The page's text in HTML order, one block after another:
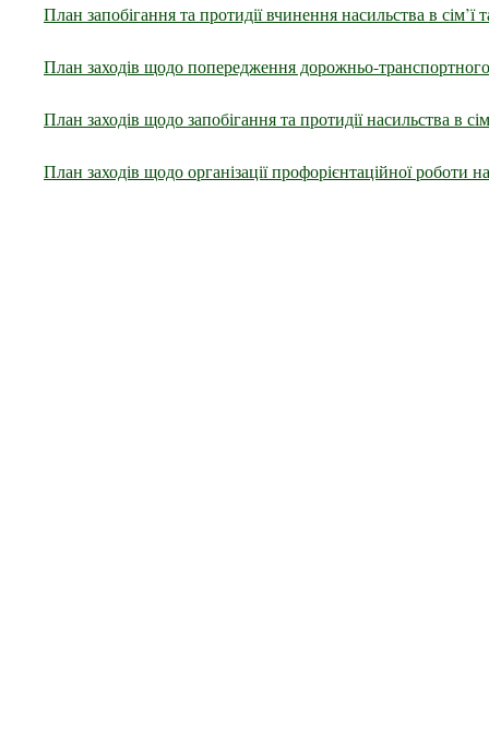
План запобігання та протидії вчинення насильства в
План заходів щодо попередження дорожньо-
План заходів щодо запобігання та протидії насильства в
План заходів щодо організації профорієнтаційної роботи